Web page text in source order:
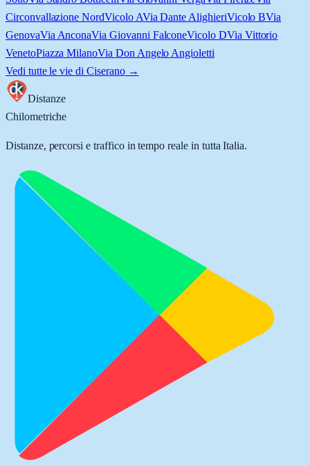
Circonvallazione NordVicolo AVia Dante AlighieriVicolo BVia
GenovaVia AnconaVia Giovanni FalconeVicolo DVia Vittorio
VenetoPiazza MilanoVia Don Angelo Angioletti
Vedi tutte le vie di Ciserano→
Distanze
Chilometriche
Distanze, percorsi e traffico in tempo reale in tutta Italia.